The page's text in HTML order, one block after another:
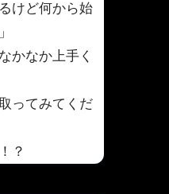
けど何から始
かなか上手く
ってみてくだ
？